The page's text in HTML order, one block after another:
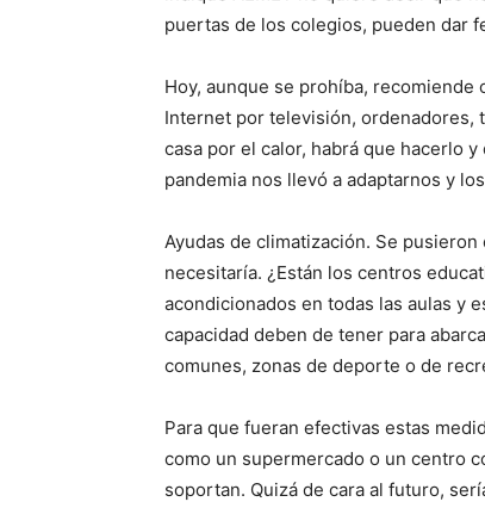
puertas de los colegios, pueden dar
Hoy, aunque se prohíba,
Internet por televisión, ordenadores,
casa por el calor, habrá que hacerlo
pandemia nos llevó a adaptarnos y
Ayudas de climatización. Se
necesitaría. ¿Están los centros
acondicionados en todas las aulas y
capacidad deben de tener para
comunes, zonas de deporte o de
Para que fueran efectivas estas
como un supermercado o un centro
soportan. Quizá de cara al futuro,